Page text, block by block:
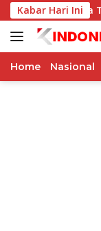
Langsung
ke
konten
Kabar Hari Ini
Kinerja TPS
Home Nasional